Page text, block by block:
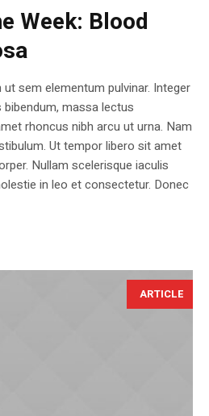
Week: Blood
sem elementum pulvinar. Integer
bibendum, massa lectus
rhoncus nibh arcu ut urna. Nam
Ut tempor libero sit amet
Nullam scelerisque iaculis
in leo et consectetur. Donec
ARTICLE